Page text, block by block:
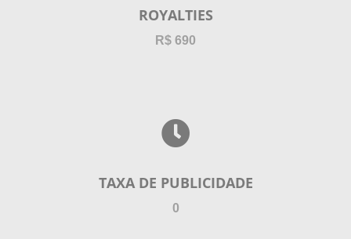
ROYALTIES
R$ 690
TAXA DE PUBLICIDADE
0